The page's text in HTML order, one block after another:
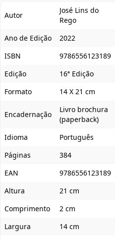
Autor
José Lins do
Rego
Ano de Edição
2022
ISBN
9786556123189
Edição
16ª Edição
Formato
14 X 21 cm
Encadernação
Livro brochura
(paperback)
Idioma
Português
Páginas
384
EAN
9786556123189
Altura
21 cm
Comprimento
2 cm
Largura
14 cm